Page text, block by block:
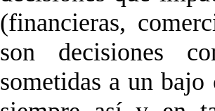
(financieras,
son decisiones
sometidas a un